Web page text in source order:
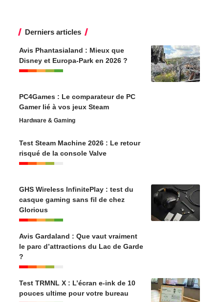
Derniers articles
Avis Phantasialand : Mieux que
Disney et Europa-Park en 2026 ?
PC4Games : Le comparateur de PC
Gamer lié à vos jeux Steam
Hardware & Gaming
Test Steam Machine 2026 : Le retour
risqué de la console Valve
GHS Wireless InfinitePlay : test du
casque gaming sans fil de chez
Glorious
Avis Gardaland : Que vaut vraiment
le parc d’attractions du Lac de Garde
?
Test TRMNL X : L’écran e-ink de 10
pouces ultime pour votre bureau